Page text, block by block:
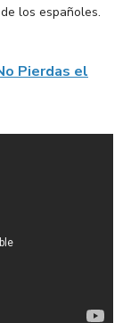
los españoles.
Pierdas el